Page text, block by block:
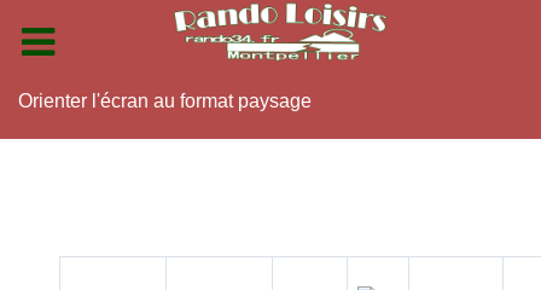
Orienter l'écran au format paysage